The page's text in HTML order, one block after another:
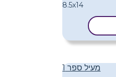
מעיל ספר 1